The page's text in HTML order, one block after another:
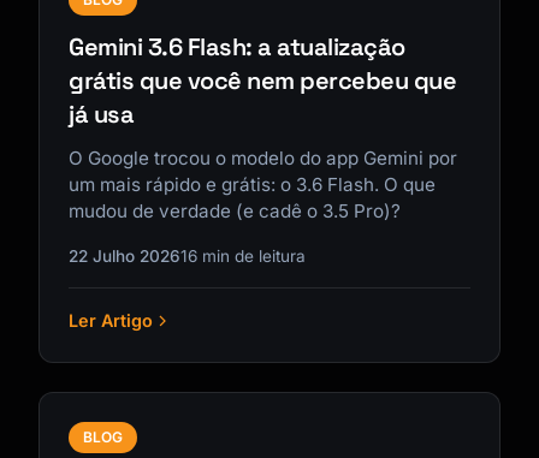
Gemini 3.6 Flash: a atualização
grátis que você nem percebeu que
já usa
O Google trocou o modelo do app Gemini por
um mais rápido e grátis: o 3.6 Flash. O que
mudou de verdade (e cadê o 3.5 Pro)?
22 Julho 202616 min de leitura
Ler Artigo
BLOG